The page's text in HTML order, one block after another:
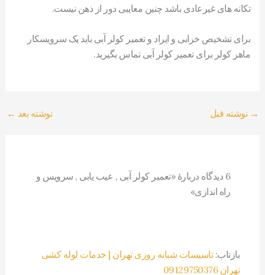
تکانه های غیرعادی باشد چنین معایبی دور از ذهن نیست.
برای تشخیص خرابی و ایراد و تعمیر کولر آبی باید یک سرویسکار
ماهر کولر برای تعمیر کولر آبی تماس بگیرید.
→ نوشته قبل نوشته بعد ←
6 دیدگاه دربارهٔ «تعمیر کولر آبی , عیب یابی , سرویس و
راه اندازی»
بازتاب:تاسیسات شبانه روزی تهران | خدمات لوله کشی
تهران 09129750376